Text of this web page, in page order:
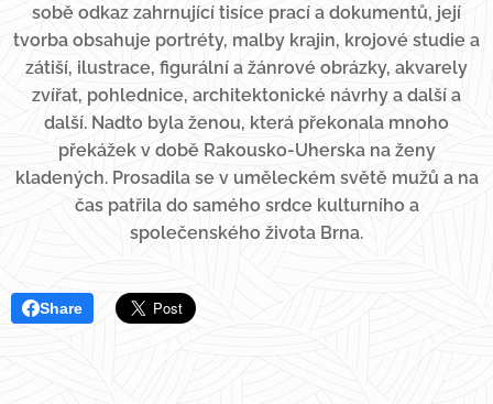
sobě odkaz zahrnující tisíce prací a dokumentů, její
tvorba obsahuje portréty, malby krajin, krojové studie a
zátiší, ilustrace, figurální a žánrové obrázky, akvarely
zvířat, pohlednice, architektonické návrhy a další a
další. Nadto byla ženou, která překonala mnoho
překážek v době Rakousko-Uherska na ženy
kladených. Prosadila se v uměleckém světě mužů a na
čas patřila do samého srdce kulturního a
společenského života Brna.
Share